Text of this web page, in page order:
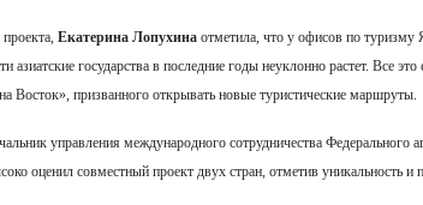
Екатерина Лопухина отметила, что у офисов по
азиатские государства в последние годы неуклонно растет. Все
Восток», призванного открывать новые туристические маршруты.
управления международного сотрудничества
оценил совместный проект двух стран, отметив уникальность и